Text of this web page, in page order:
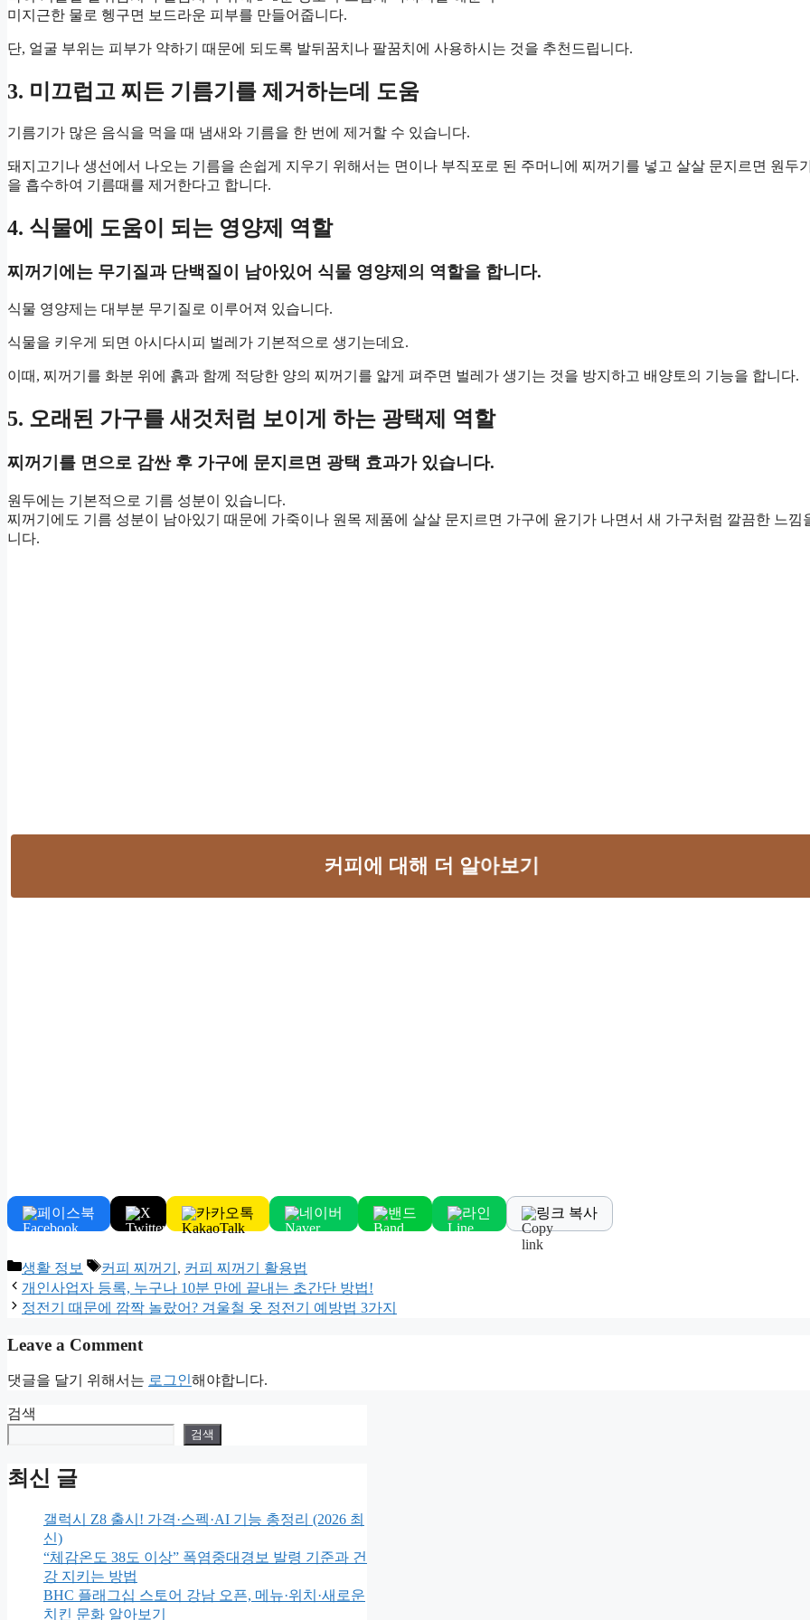
미지근한 물로 헹구면 보드라운 피부를 만들어줍니다.
단, 얼굴 부위는 피부가 약하기 때문에 되도록 발뒤꿈치나 팔꿈치에 사용하시는 것을 추천드립니다.
3. 미끄럽고 찌든 기름기를 제거하는데 도움
기름기가 많은 음식을 먹을 때 냄새와 기름을 한 번에 제거할 수 있습니다.
돼지고기나 생선에서 나오는 기름을 손쉽게 지우기 위해서는 면이나 부직포로 된 주머니에 찌꺼기를 넣고 살살 문지르면 원두
을 흡수하여 기름때를 제거한다고 합니다.
4. 식물에 도움이 되는 영양제 역할
찌꺼기에는 무기질과 단백질이 남아있어 식물 영양제의 역할을 합니다.
식물 영양제는 대부분 무기질로 이루어져 있습니다.
식물을 키우게 되면 아시다시피 벌레가 기본적으로 생기는데요.
이때, 찌꺼기를 화분 위에 흙과 함께 적당한 양의 찌꺼기를 얇게 펴주면 벌레가 생기는 것을 방지하고 배양토의 기능을 합니다.
5. 오래된 가구를 새것처럼 보이게 하는 광택제 역할
찌꺼기를 면으로 감싼 후 가구에 문지르면 광택 효과가 있습니다.
원두에는 기본적으로 기름 성분이 있습니다.
찌꺼기에도 기름 성분이 남아있기 때문에 가죽이나 원목 제품에 살살 문지르면 가구에 윤기가 나면서 새 가구처럼 깔끔한 느낌
니다.
커피에 대해 더 알아보기
페이스북 X 카카오톡 네이버 밴드 라인 링크 복사
Categories
생활 정보 Tags
커피 찌꺼기 , 커피 찌꺼기 활용법
개인사업자 등록, 누구나 10분 만에 끝내는 초간단 방법!
정전기 때문에 깜짝 놀랐어? 겨울철 옷 정전기 예방법 3가지
Leave a Comment
댓글을 달기 위해서는 로그인해야합니다.
검색
검색
최신 글
갤럭시 Z8 출시! 가격·스펙·AI 기능 총정리 (2026 최
신)
“체감온도 38도 이상” 폭염중대경보 발령 기준과 건
강 지키는 방법
BHC 플래그십 스토어 강남 오픈, 메뉴·위치·새로운
치킨 문화 알아보기